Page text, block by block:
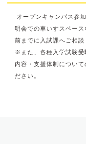
オープンキャンパス参
明会での車いすスペー
前までに入試課へご相談
※また、各種入学試験受
内容・支援体制につい
ださい。